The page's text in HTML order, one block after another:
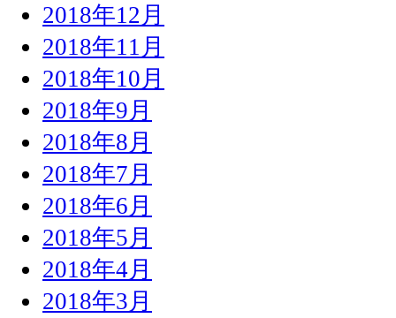
2018年12月
2018年11月
2018年10月
2018年9月
2018年8月
2018年7月
2018年6月
2018年5月
2018年4月
2018年3月